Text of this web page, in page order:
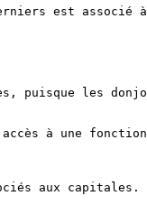
est associé
puisque les
à une
aux